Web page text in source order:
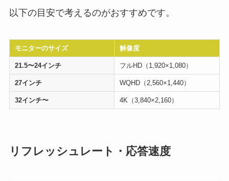
以下の目安で考えるのがおすすめです。
モニターのサイズ 解像度
21.5〜24インチ フルHD（1,920×1,080）
27インチ WQHD（2,560×1,440）
32インチ〜 4K（3,840×2,160）
リフレッシュレート・応答速度